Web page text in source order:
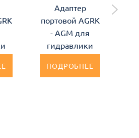
Адаптер
портовой AGRK
- AGM для
гидравлики
ПОДРОБНЕЕ